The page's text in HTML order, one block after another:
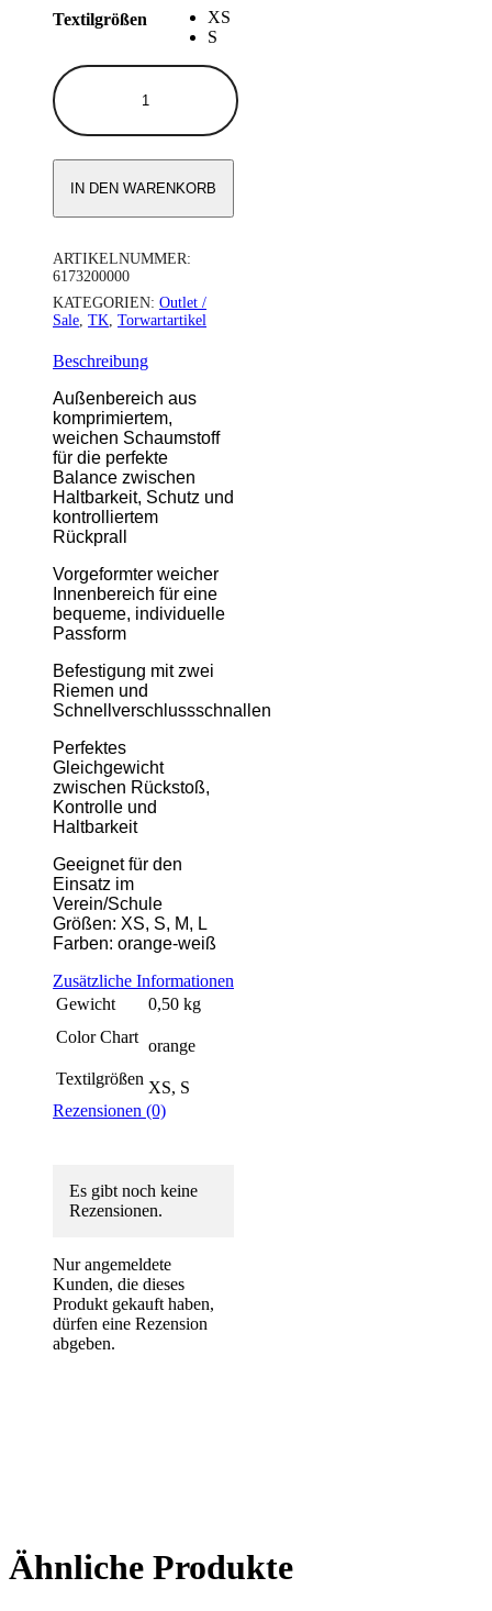
Textilgrößen
XS
S
TOTAL
3.2
IN DEN WARENKORB
ARTIKELNUMMER:
6173200000
KATEGORIEN: Outlet /
Sale TK Torwartartikel
Beschreibung
Außenbereich aus
komprimiertem,
weichen Schaumstoff
für die perfekte
Balance zwischen
Haltbarkeit, Schutz und
kontrolliertem
Rückprall
Vorgeformter weicher
Innenbereich für eine
bequeme, individuelle
Passform
Befestigung mit zwei
Riemen und
Schnellverschlussschnallen
Perfektes
Gleichgewicht
zwischen Rückstoß,
Kontrolle und
Haltbarkeit
Geeignet für den
Einsatz im
Verein/Schule
Größen: XS, S, M, L
Farben: orange-weiß
Zusätzliche Informationen
Gewicht
0,50 kg
Color Chart orange
Textilgrößen XS, S
Rezensionen (0)
Es gibt noch keine
Rezensionen.
Nur angemeldete
Kunden, die dieses
Produkt gekauft haben,
dürfen eine Rezension
abgeben.
Ähnliche Produkte